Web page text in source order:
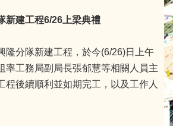
新建工程6/26 上梁典禮
隆分隊新建工程，於今(6/26)日上午
率工務局副局長張郁慧等相關人員主
程後續順利並如期完工，以及工作人